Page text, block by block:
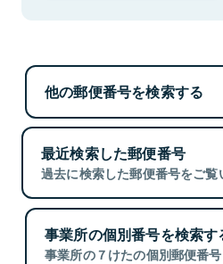
他の郵便番号を検索する
最近検索した郵便番号
過去に検索した郵便番号をご覧
事業所の個別番号を検索す
事業所の７けたの個別郵便番号